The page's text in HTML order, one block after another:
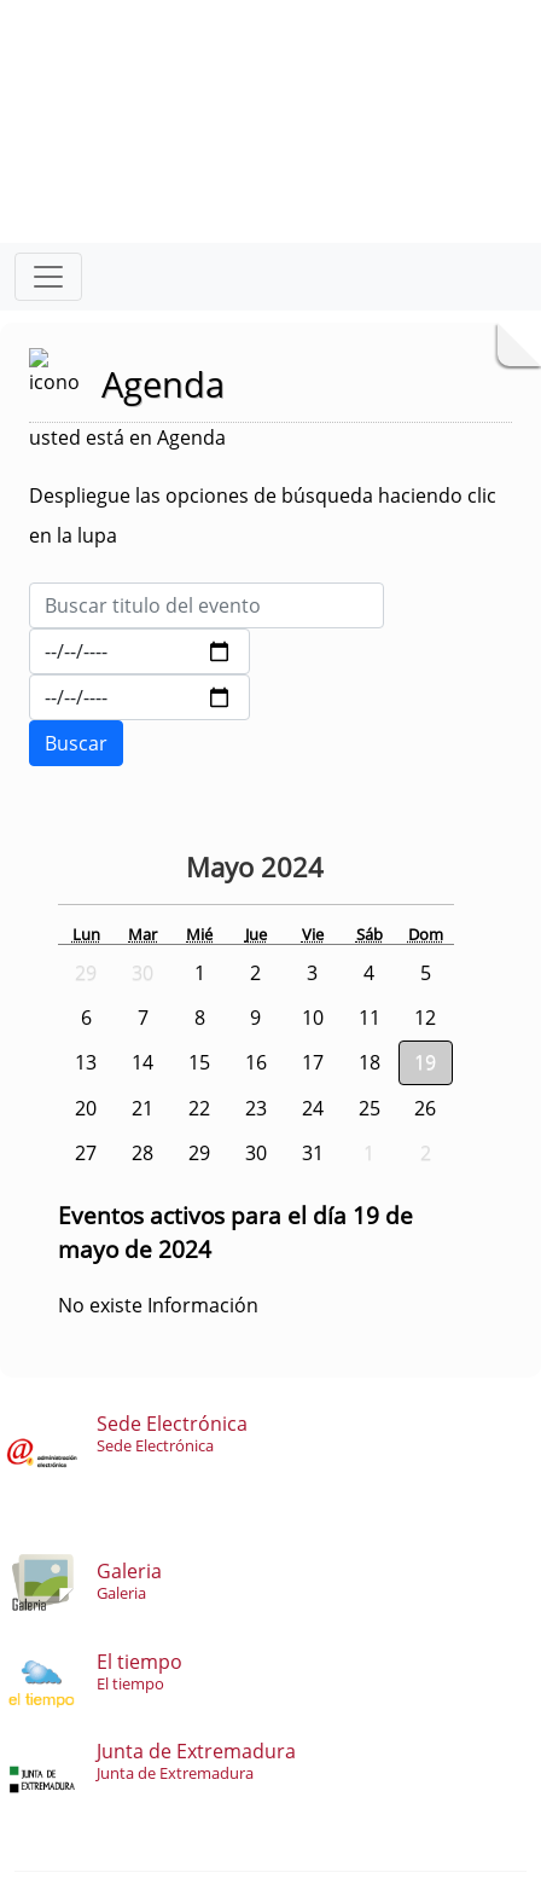
Agenda
usted está en Agenda
Despliegue las opciones de búsqueda haciendo clic
en la lupa
Mayo 2024
Lun Mar Mié Jue Vie Sáb Dom
29 30 1 2 3 4
5
6
7 8 9 10 11
12
13
14 15 16 17 18
19
20
21 22 23 24 25
26
27
28 29 30 31 1 2
Eventos activos para el día 19 de
mayo de 2024
No existe Información
Sede Electrónica
Sede Electrónica
Galeria
Galeria
El tiempo
El tiempo
Junta de Extremadura
Junta de Extremadura